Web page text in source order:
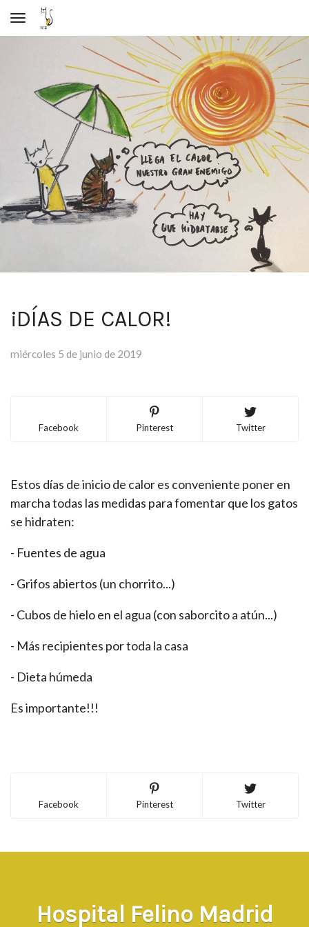
Toggle navigation
¡DÍAS DE CALOR!
miércoles 5 de junio de 2019
Facebook Pinterest Twitter
Estos días de inicio de calor es conveniente poner en
marcha todas las medidas para fomentar que los gatos
se hidraten:
- Fuentes de agua
- Grifos abiertos (un chorrito...)
- Cubos de hielo en el agua (con saborcito a atún...)
- Más recipientes por toda la casa
- Dieta húmeda
Es importante!!!
Facebook Pinterest Twitter
Hospital Felino Madrid